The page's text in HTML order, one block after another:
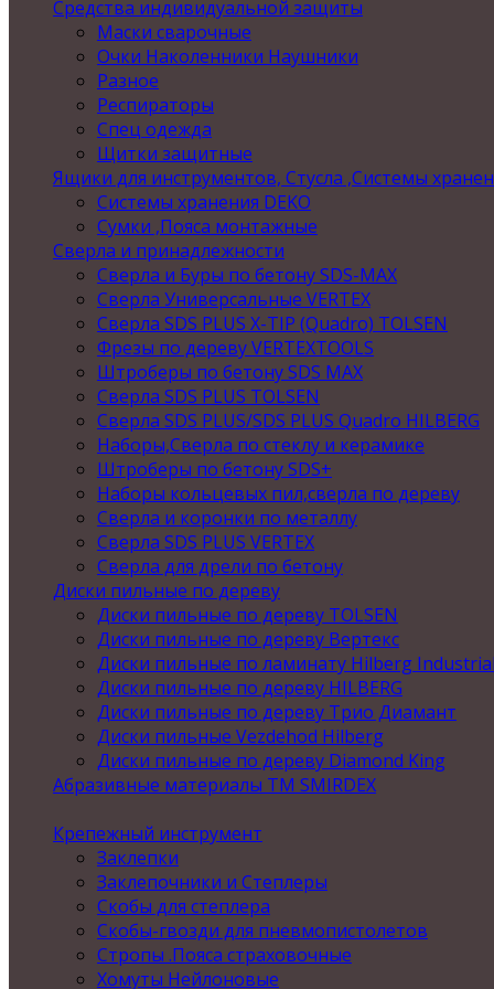
Средства индивидуальной защиты
Маски сварочные
Очки Наколенники Наушники
Разное
Респираторы
Спец одежда
Щитки защитные
Ящики для инструментов, Стусла ,Системы
Системы хранения DEKO
Сумки ,Пояса монтажные
Сверла и принадлежности
Сверла и Буры по бетону SDS-MAX
Сверла Универсальные VERTEX
Сверла SDS PLUS X-TIP (Quadro) TOLSEN
Фрезы по дереву VERTEXTOOLS
Штроберы по бетону SDS MAX
Сверла SDS PLUS TOLSEN
Сверла SDS PLUS/SDS PLUS Quadro HILBERG
Наборы,Сверла по стеклу и керамике
Штроберы по бетону SDS+
Наборы кольцевых пил,сверла по дереву
Сверла и коронки по металлу
Сверла SDS PLUS VERTEX
Сверла для дрели по бетону
Диски пильные по дереву
Диски пильные по дереву TOLSEN
Диски пильные по дереву Вертекс
Диски пильные по ламинату Hilberg
Диски пильные по дереву HILBERG
Диски пильные по дереву Трио Диамант
Диски пильные Vezdehod Hilberg
Диски пильные по дереву Diamond King
Абразивные материалы ТМ SMIRDEX
Крепежный инструмент
Заклепки
Заклепочники и Степлеры
Скобы для степлера
Скобы-гвозди для пневмопистолетов
Стропы .Пояса страховочные
Хомуты Нейлоновые